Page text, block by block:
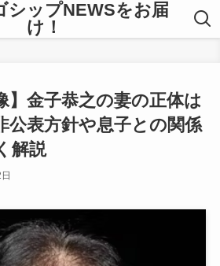
シップNEWSをお届
け！
】金子恭之の妻の正体は
公表方針や息子との関係
解説